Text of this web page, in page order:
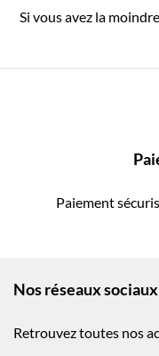
Si vous avez la
Paiement
Nos réseaux sociaux
Retrouvez toutes nos